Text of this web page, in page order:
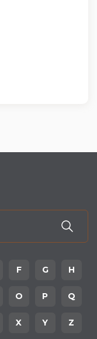
F G H
O P Q
X Y Z